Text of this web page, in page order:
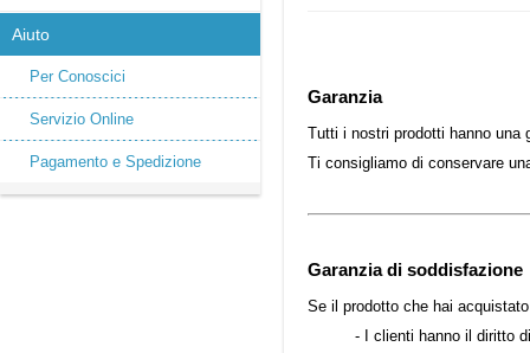
Aiuto
Per Conoscici
Servizio Online
Pagamento e Spedizione
Garanzia
Tutti i nostri prodotti hanno
Ti consigliamo di conservare
Garanzia di soddisfazione
Se il prodotto che hai
- I clienti hanno il diritto